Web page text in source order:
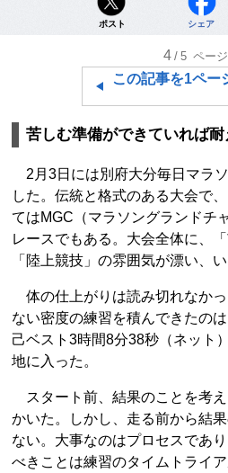
ポスト シェア
4 /5 ペー
この記事を1ペー
苦しむ準備ができていれば耐
2月3日には別府大分毎日マラ
した。伝統と格式のある大会で
てはMGC（マラソングランドチ
レースでもある。大会全体に、
「陸上競技」の雰囲気が漂い、
体の仕上がりは読み切れなか
ない密度の練習を積んできたの
己ベスト3時間8分38秒（ネット
地に入った。
スタート前、結果のことを考
かいた。しかし、走る前から結
ない。大事なのはプロセスであ
べきことは練習のタイムトライ